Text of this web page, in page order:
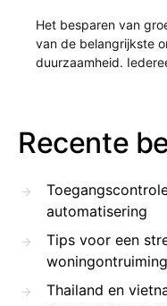
Het besparen van
van de belangrijkste
duurzaamheid.
Recente
automatisering
Tips voor een
woningontruiming
Thailand en